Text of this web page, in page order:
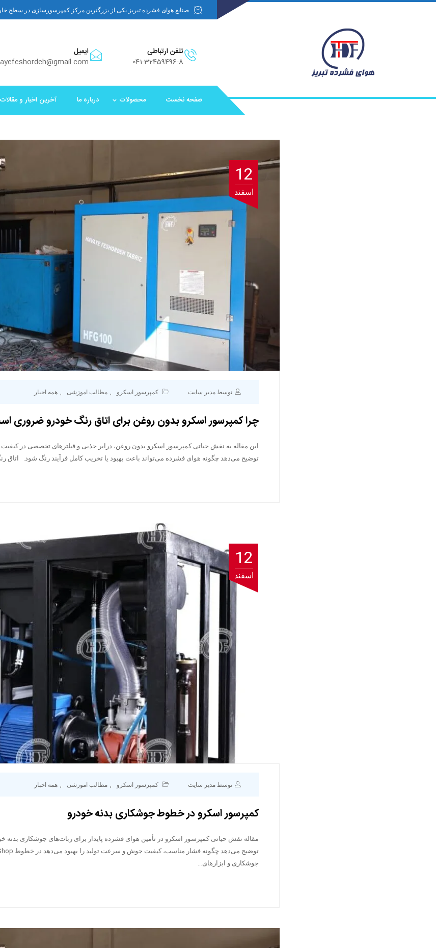
صنایع هوای فشرده تبریز یکی از بزرگترین مرکز کمپرسورسازی در سطح
تلفن ارتباطی
041-32459496-8
ایمیل
صفحه نخست محصولات درباره ما آخرین اخبار و مقالات
12
اسفند
توسط مدیر سایت کمپرسور اسکرو مطالب اموزشی همه اخبار
چرا کمپرسور اسکرو بدون روغن برای اتاق رنگ خودرو ضروری
این مقاله به نقش حیاتی کمپرسور اسکرو بدون روغن، درایر جذبی و فیلترهای تخصصی در
توضیح می‌دهد چگونه هوای فشرده می‌تواند باعث بهبود یا تخریب کامل فرآیند رنگ شود. اتاق
12
اسفند
توسط مدیر سایت کمپرسور اسکرو , مطالب اموزشی , همه اخبار
کمپرسور اسکرو در خطوط جوشکاری بدنه خودرو
مقاله نقش حیاتی کمپرسور اسکرو در تأمین هوای فشرده پایدار برای ربات‌های جوشکاری بدنه
جوشکاری و ابزارهای…